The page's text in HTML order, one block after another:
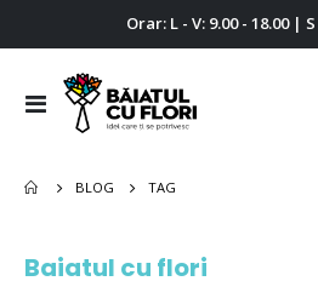
Orar: L - V: 9.00 - 18.00 |
Comutare
BLOG TAG
Baiatul cu flori